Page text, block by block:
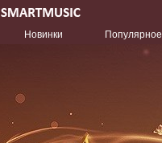
Новинки Популярное